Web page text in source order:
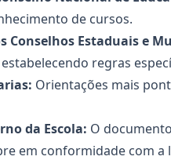
de cursos.
Conselhos Estaduais e
regras
Orientações mais
da Escola: O
em conformidade com a